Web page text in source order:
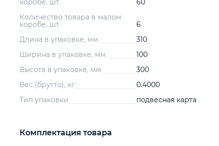
коробе, шт
60
Количество товара в малом
коробе, шт
6
Длина в упаковке, мм
310
Ширина в упаковке, мм
100
Высота в упаковке, мм
300
Вес (брутто), кг
0.4000
Тип упаковки
подвесная карта
Комплектация товара